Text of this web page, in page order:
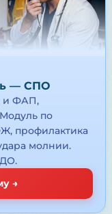
— СПО
и ФАП,
по
профилактика
молнии.
→